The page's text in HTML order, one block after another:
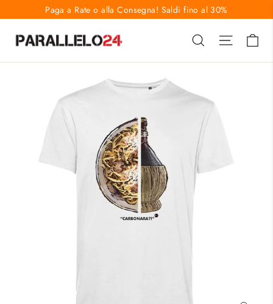
direttamente
Paga a Rate o alla Consegna! Saldi fino al 30%
Cerca